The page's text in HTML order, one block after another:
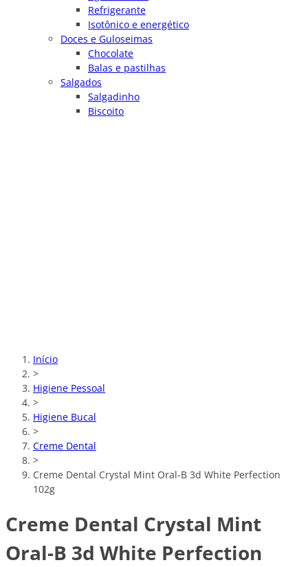
Refrigerante
Isotônico e energético
Doces e Guloseimas
Chocolate
Balas e pastilhas
Salgados
Salgadinho
Biscoito
Início
>
Higiene Pessoal
>
Higiene Bucal
>
Creme Dental
>
Creme Dental Crystal Mint Oral-B 3d White Perfection
102g
Creme Dental Crystal Mint
Oral-B 3d White Perfection